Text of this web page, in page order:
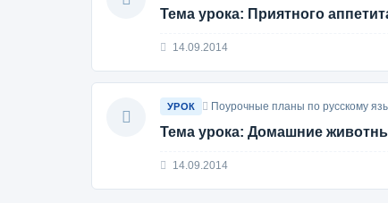
Тема урока: Приятного
14.09.2014
УРОК Поурочные планы по русскому
Тема урока: Домашние
14.09.2014